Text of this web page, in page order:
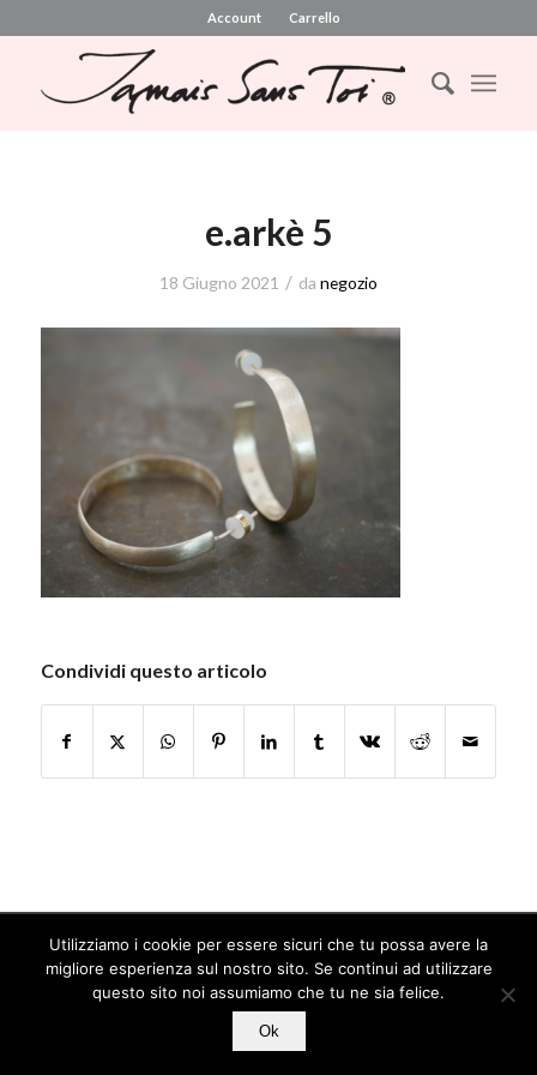
Account Carrello
e.arkè 5
18 Giugno 2021 / da negozio
Condividi questo articolo
© Copyright - Jamais Sans Toi
Utilizziamo i cookie per essere sicuri che tu possa avere la
migliore esperienza sul nostro sito. Se continui ad utilizzare
questo sito noi assumiamo che tu ne sia felice.
Ok